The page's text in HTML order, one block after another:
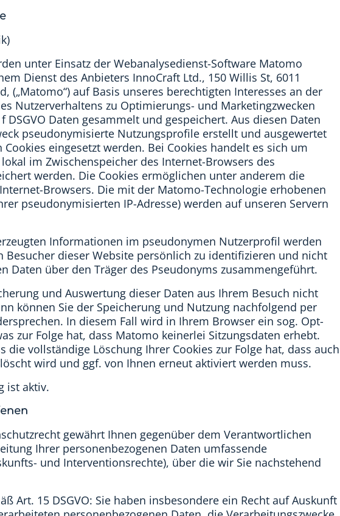
unter Einsatz der Webanalysedienst-Software Matomo
Dienst des Anbieters InnoCraft Ltd., 150 Willis St, 6011
(„Matomo“) auf Basis unseres berechtigten Interesses an der
Nutzerverhaltens zu Optimierungs- und Marketingzwecken
DSGVO Daten gesammelt und gespeichert. Aus diesen Daten
pseudonymisierte Nutzungsprofile erstellt und ausgewertet
eingesetzt werden. Bei Cookies handelt es sich um
im Zwischenspeicher des Internet-Browsers des
werden. Die Cookies ermöglichen unter anderem die
Browsers. Die mit der Matomo-Technologie erhobenen
pseudonymisierten IP-Adresse) werden auf unseren Servern
Informationen im pseudonymen Nutzerprofil werden
Besucher dieser Website persönlich zu identifizieren und nicht
Daten über den Träger des Pseudonyms zusammengeführt.
und Auswertung dieser Daten aus Ihrem Besuch nicht
können Sie der Speicherung und Nutzung nachfolgend per
In diesem Fall wird in Ihrem Browser ein sog. Opt-
zur Folge hat, dass Matomo keinerlei Sitzungsdaten erhebt.
die vollständige Löschung Ihrer Cookies zur Folge hat, dass auch
wird und ggf. von Ihnen erneut aktiviert werden muss.
ist aktiv.
gewährt Ihnen gegenüber dem Verantwortlichen
Ihrer personenbezogenen Daten umfassende
und Interventionsrechte), über die wir Sie nachstehend
Art. 15 DSGVO: Sie haben insbesondere ein Recht auf Auskunft